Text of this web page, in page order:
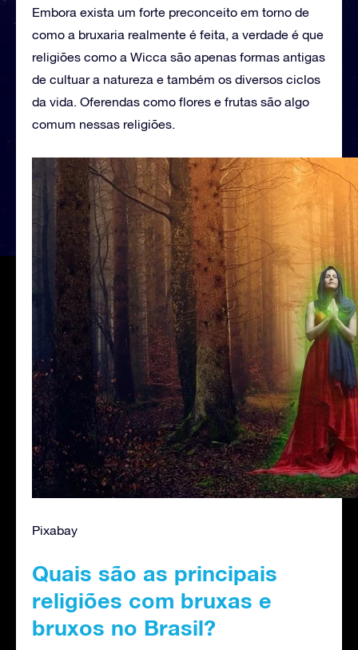
Embora exista um forte preconceito em torno de
como a bruxaria realmente é feita, a verdade é que
religiões como a Wicca são apenas formas antigas
de cultuar a natureza e também os diversos ciclos
da vida. Oferendas como flores e frutas são algo
comum nessas religiões.
Pixabay
Quais são as principais
religiões com bruxas e
bruxos no Brasil?